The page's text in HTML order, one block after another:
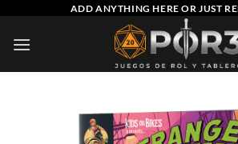
contenido
ADD ANYTHING HERE OR JUST